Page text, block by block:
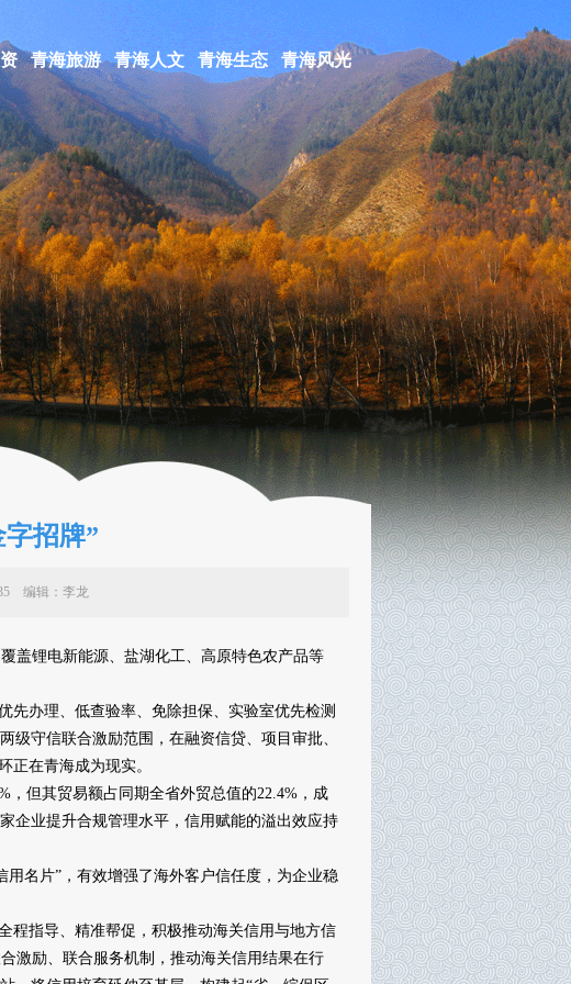
青海旅游 青海人文 青海生态 青海风光
招牌”
编辑：李龙
盖锂电新能源、盐湖化工、高原特色农产品等
办理、低查验率、免除担保、实验室优先检测
级守信联合激励范围，在融资信贷、项目审批、
正在青海成为现实。
但其贸易额占同期全省外贸总值的22.4%，成
企业提升合规管理水平，信用赋能的溢出效应持
名片”，有效增强了海外客户信任度，为企业稳
指导、精准帮促，积极推动海关信用与地方信
激励、联合服务机制，推动海关信用结果在行